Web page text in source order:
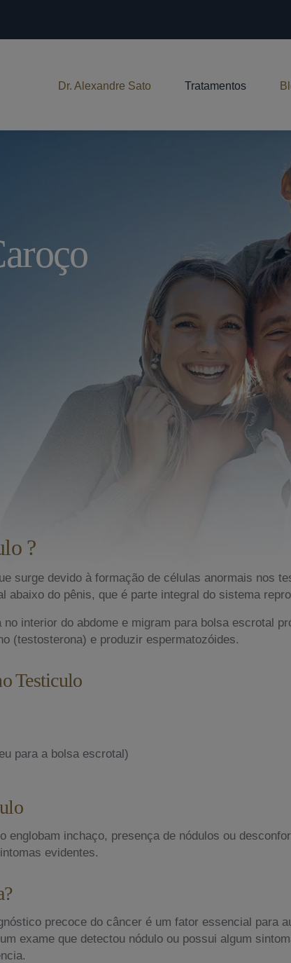
Dr. Alexandre Sato Tratamentos
?
surge devido à formação de células anormais nos
abaixo do pênis, que é parte integral do sistema
interior do abdome e migram para bolsa escrotal
(testosterona) e produzir espermatozóides.
Testiculo
para a bolsa escrotal)
englobam inchaço, presença de nódulos ou
evidentes.
precoce do câncer é um fator essencial para
exame que detectou nódulo ou possui algum